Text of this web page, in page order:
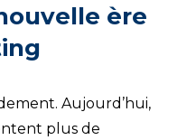
ère
Aujourd’hui,
plus de